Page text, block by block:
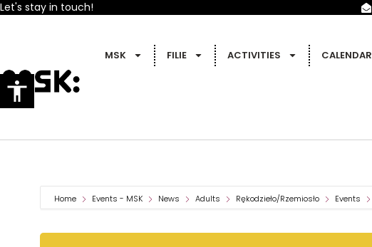
Let's stay in touch!
MSK FILIE ACTIVITIES CALENDAR
Home Events - MSK News Adults Rękodzieło/Rzemiosło Events